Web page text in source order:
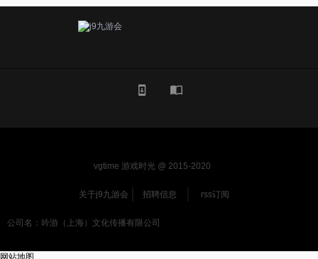
vgtime 游戏时光 @ 2015-2020
关于j9九游会 招聘信息 rss订阅
公司名：吟游（上海）文化传播有限公司
网站地图